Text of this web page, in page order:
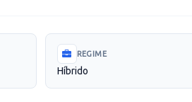
REGIME
Híbrido